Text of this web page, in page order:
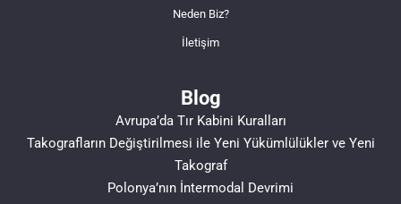
Neden Biz?
İletişim
Blog
Avrupa’da Tır Kabini Kuralları
Takografların Değiştirilmesi ile Yeni Yükümlülükler ve Yeni
Takograf
Polonya’nın İntermodal Devrimi